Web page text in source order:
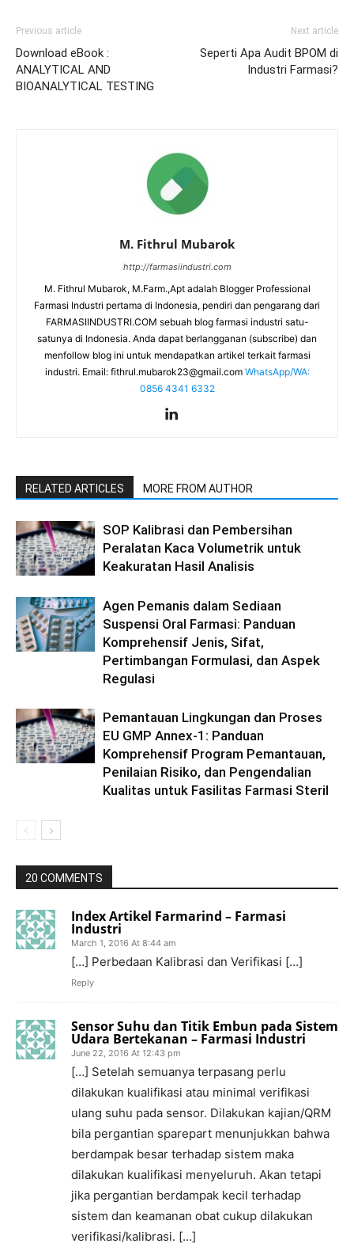
Previous article
Download eBook :
ANALYTICAL AND
BIOANALYTICAL TESTING
Next article
Seperti Apa Audit BPOM di
Industri Farmasi?
M. Fithrul Mubarok
http://farmasiindustri.com
M. Fithrul Mubarok, M.Farm.,Apt adalah Blogger Professional
Farmasi Industri pertama di Indonesia, pendiri dan pengarang dari
FARMASIINDUSTRI.COM sebuah blog farmasi industri satu-
satunya di Indonesia. Anda dapat berlangganan (subscribe) dan
menfollow blog ini untuk mendapatkan artikel terkait farmasi
industri. Email: fithrul.mubarok23@gmail.com WhatsApp/WA:
0856 4341 6332
RELATED ARTICLES MORE FROM AUTHOR
SOP Kalibrasi dan Pembersihan
Peralatan Kaca Volumetrik untuk
Keakuratan Hasil Analisis
Agen Pemanis dalam Sediaan
Suspensi Oral Farmasi: Panduan
Komprehensif Jenis, Sifat,
Pertimbangan Formulasi, dan Aspek
Regulasi
Pemantauan Lingkungan dan Proses
EU GMP Annex-1: Panduan
Komprehensif Program Pemantauan,
Penilaian Risiko, dan Pengendalian
Kualitas untuk Fasilitas Farmasi Steril
20 COMMENTS
Index Artikel Farmarind – Farmasi
Industri
March 1, 2016 At 8:44 am
[…] Perbedaan Kalibrasi dan Verifikasi […]
Reply
Sensor Suhu dan Titik Embun pada Sistem
Udara Bertekanan – Farmasi Industri
June 22, 2016 At 12:43 pm
[…] Setelah semuanya terpasang perlu
dilakukan kualifikasi atau minimal verifikasi
ulang suhu pada sensor. Dilakukan kajian/QRM
bila pergantian sparepart menunjukkan bahwa
berdampak besar terhadap sistem maka
dilakukan kualifikasi menyeluruh. Akan tetapi
jika pergantian berdampak kecil terhadap
sistem dan keamanan obat cukup dilakukan
verifikasi/kalibrasi. […]